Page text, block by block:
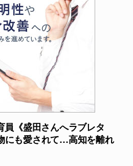
んテレビについて
ベント情報
オポスト（投稿）
ご感想・ご要望
くある質問
員《盛田さんへラブレタ
にも愛されて…高知を離れ